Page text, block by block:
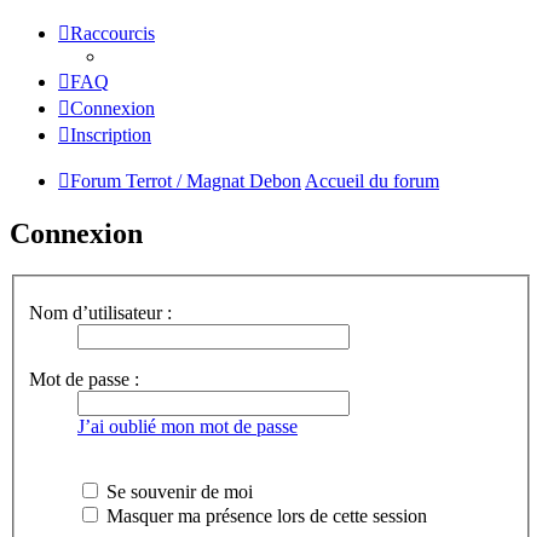
Raccourcis
FAQ
Connexion
Inscription
Forum Terrot / Magnat Debon Accueil du forum
Connexion
Nom d’utilisateur :
Mot de passe :
J’ai oublié mon mot de passe
Se souvenir de moi
Masquer ma présence lors de cette session